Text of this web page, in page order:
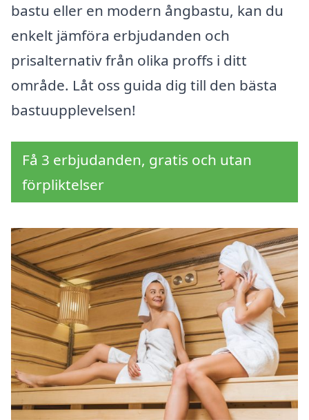
bastu eller en modern ångbastu, kan du
enkelt jämföra erbjudanden och
prisalternativ från olika proffs i ditt
område. Låt oss guida dig till den bästa
bastuupplevelsen!
Få 3 erbjudanden, gratis och utan
förpliktelser